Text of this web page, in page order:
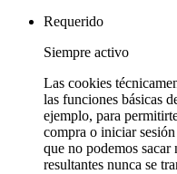
Requerido
Siempre activo
Las cookies
las funciones básicas
ejemplo, para
compra o iniciar
que no podemos
resultantes nunca se